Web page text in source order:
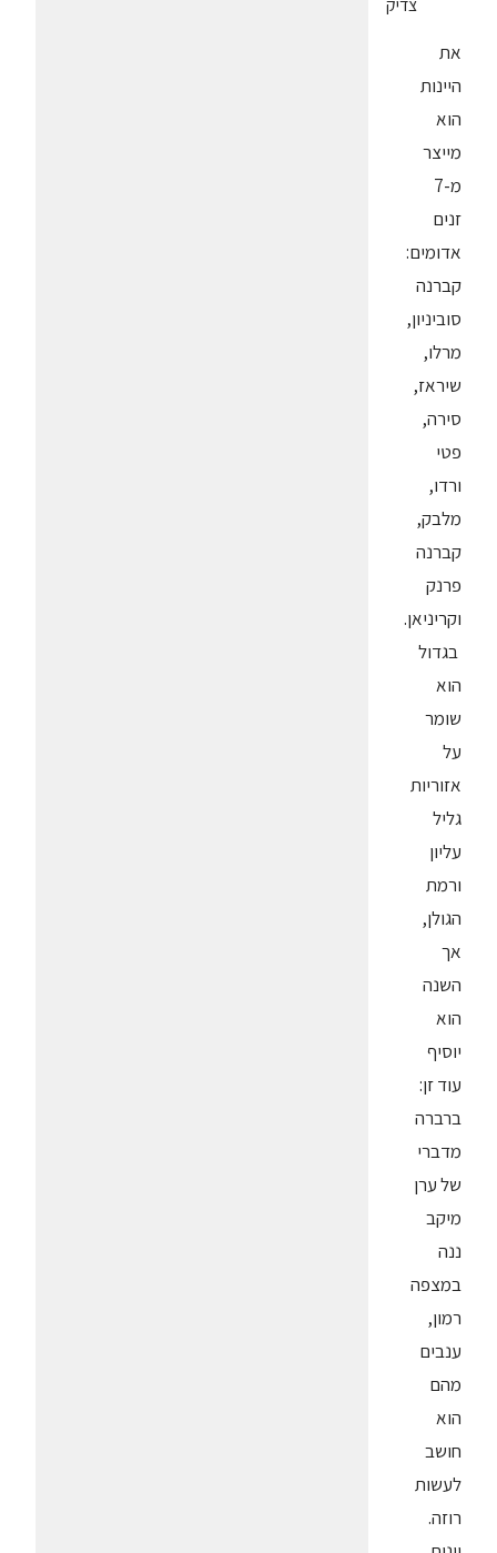
צדיק
את
היינות
הוא
מייצר
מ-7
זנים
אדומים:
קברנה
סוביניון,
מרלו,
שיראז,
סירה,
פטי
ורדו,
מלבק,
קברנה
פרנק
וקריניאן.
בגדול
הוא
שומר
על
אזוריות
גליל
עליון
ורמת
הגולן,
אך
השנה
הוא
יוסיף
עוד זן:
ברברה
מדברי
של ערן
מיקב
ננה
במצפה
רמון,
ענבים
מהם
הוא
חושב
לעשות
רוזה.